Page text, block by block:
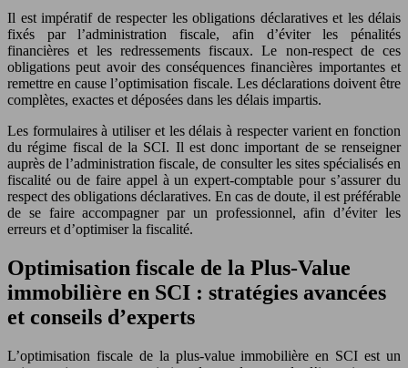
Il est impératif de respecter les obligations déclaratives et les délais
fixés par l’administration fiscale, afin d’éviter les pénalités
financières et les redressements fiscaux. Le non-respect de ces
obligations peut avoir des conséquences financières importantes et
remettre en cause l’optimisation fiscale. Les déclarations doivent être
complètes, exactes et déposées dans les délais impartis.
Les formulaires à utiliser et les délais à respecter varient en fonction
du régime fiscal de la SCI. Il est donc important de se renseigner
auprès de l’administration fiscale, de consulter les sites spécialisés en
fiscalité ou de faire appel à un expert-comptable pour s’assurer du
respect des obligations déclaratives. En cas de doute, il est préférable
de se faire accompagner par un professionnel, afin d’éviter les
erreurs et d’optimiser la fiscalité.
Optimisation fiscale de la Plus-Value
immobilière en SCI : stratégies avancées
et conseils d’experts
L’optimisation fiscale de la plus-value immobilière en SCI est un